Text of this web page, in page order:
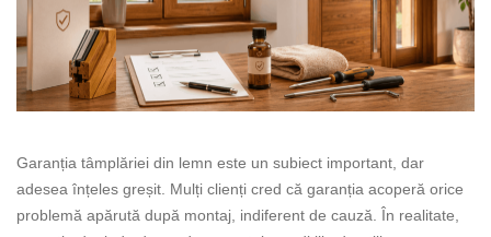
Garanția tâmplăriei din lemn este un subiect important, dar
adesea înțeles greșit. Mulți clienți cred că garanția acoperă orice
problemă apărută după montaj, indiferent de cauză. În realitate,